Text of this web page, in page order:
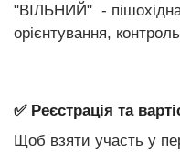
"ВІЛЬНИЙ" -
орієнтування,
✅ Реєстрація та
Щоб взяти участь у